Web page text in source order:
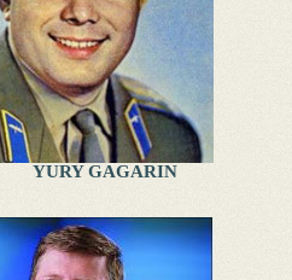
YURY GAGARIN